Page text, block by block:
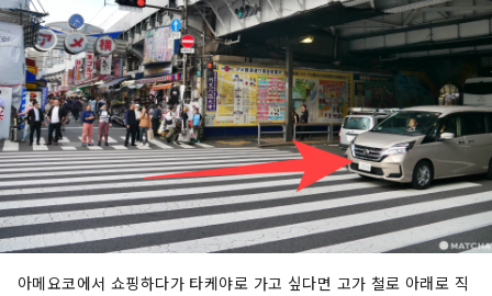
아메요코에서 쇼핑하다가 타케야로 가고 싶다면 고가 철로 아래로 직